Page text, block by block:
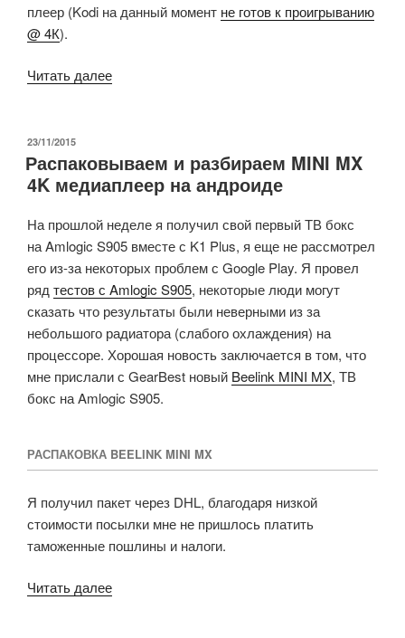
плеер (Kodi на данный момент не готов к проигрыванию
@ 4К).
Читать далее«Воспроизведение
H.265
4K
Android
ТВ
боксах
с
Amlogic
S905»
ОПУБЛИКОВАНО
23/11/2015
Распаковываем и разбираем MINI MX
4K медиаплеер на андроиде
На прошлой неделе я получил свой первый ТВ бокс
на Amlogic S905 вместе с K1 Plus, я еще не рассмотрел
его из-за некоторых проблем с Google Play. Я провел
рядтестов с Amlogic S905, некоторые люди могут
сказать что результаты были неверными из за
небольшого радиатора (слабого охлаждения) на
процессоре. Хорошая новость заключается в том, что
мне прислали с GearBest новый Beelink MINI MX, ТВ
бокс на Amlogic S905.
РАСПАКОВКА BEELINK MINI MX
Я получил пакет через DHL, благодаря низкой
стоимости посылки мне не пришлось платить
таможенные пошлины и налоги.
Читать далее«Распаковываем